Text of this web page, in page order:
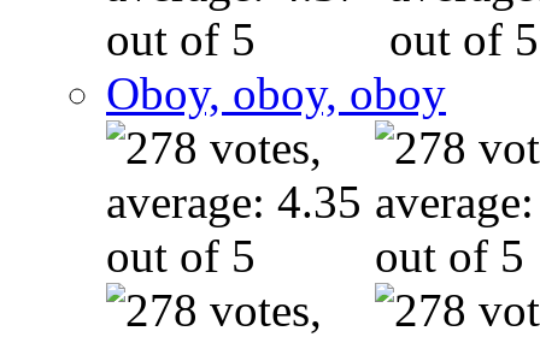
Oboy, oboy, oboy